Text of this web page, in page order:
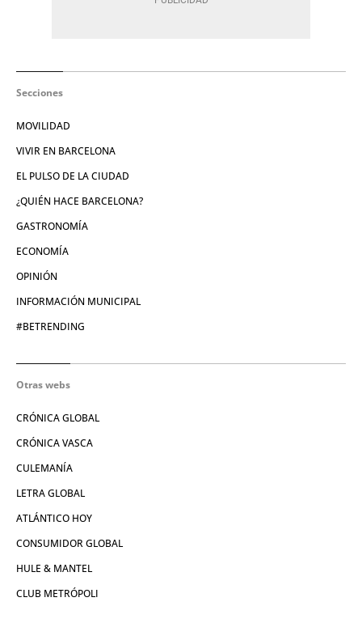
Secciones
MOVILIDAD
VIVIR EN BARCELONA
EL PULSO DE LA CIUDAD
¿QUIÉN HACE BARCELONA?
GASTRONOMÍA
ECONOMÍA
OPINIÓN
INFORMACIÓN MUNICIPAL
#BETRENDING
Otras webs
CRÓNICA GLOBAL
CRÓNICA VASCA
CULEMANÍA
LETRA GLOBAL
ATLÁNTICO HOY
CONSUMIDOR GLOBAL
HULE & MANTEL
CLUB METRÓPOLI